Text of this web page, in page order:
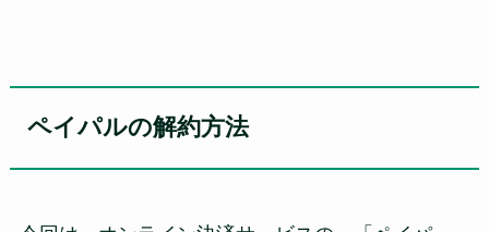
ペイパルの解約方法